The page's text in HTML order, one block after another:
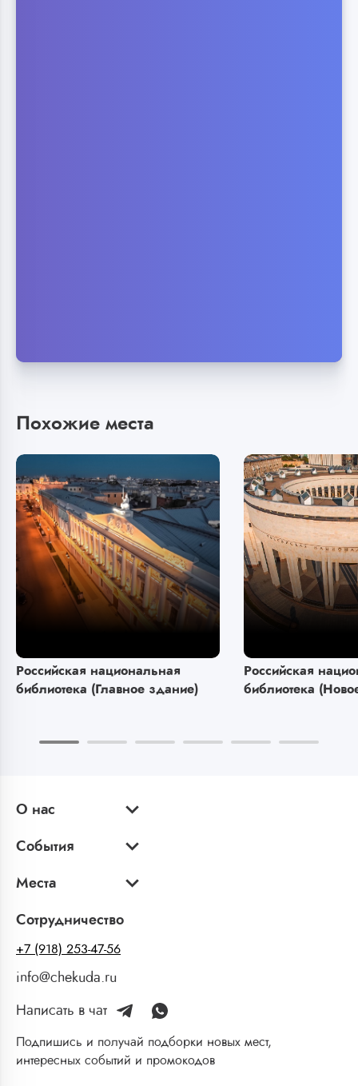
Похожие места
Российская национальная
библиотека (Главное здание)
Российская
библиотека
О нас
События
Места
Сотрудничество
+7 (918) 253-47-56
info@chekuda.ru
Написать в чат
Подпишись и получай подборки новых мест,
интересных событий и промокодов